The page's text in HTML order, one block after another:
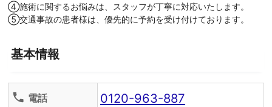
④施術に関するお悩みは、スタッフが丁寧に対応いたします。
⑤交通事故の患者様は、優先的に予約を受け付けております。
基本情報
phone 電話 0120-963-887